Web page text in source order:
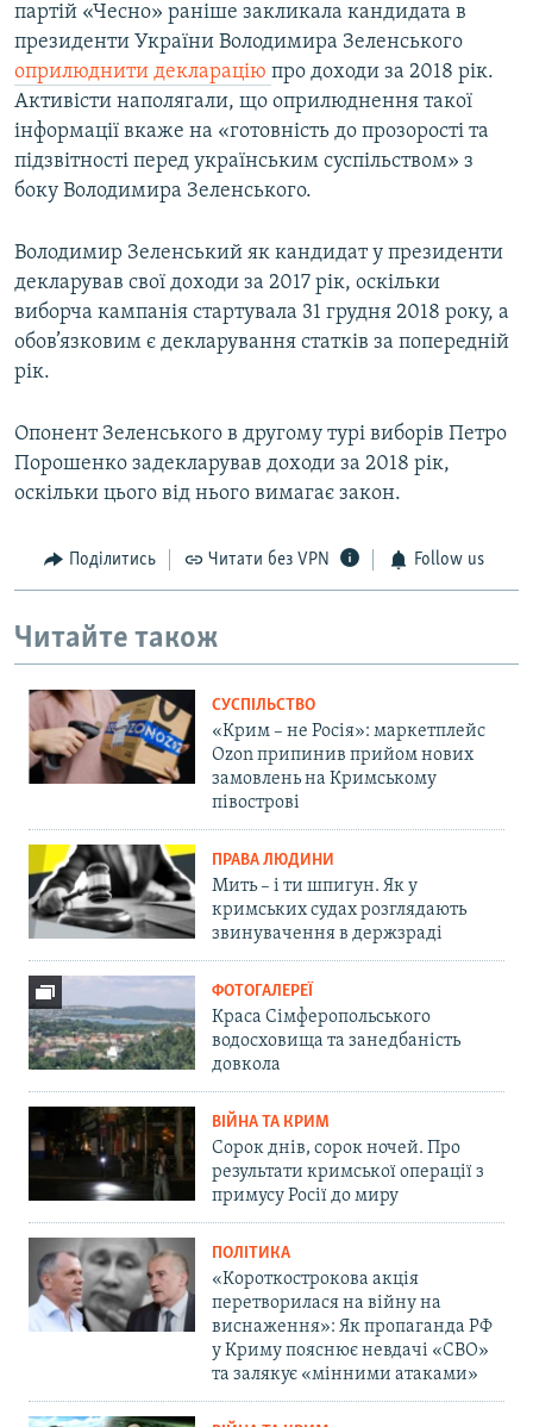
партій «Чесно» раніше закликала кандидата в
президенти України Володимира Зеленського
оприлюднити декларацію про доходи за 2018 рік.
Активісти наполягали, що оприлюднення такої
інформації вкаже на «готовність до прозорості та
підзвітності перед українським суспільством» з
боку Володимира Зеленського.
Володимир Зеленський як кандидат у президенти
декларував свої доходи за 2017 рік, оскільки
виборча кампанія стартувала 31 грудня 2018 року, а
обов’язковим є декларування статків за попередній
рік.
Опонент Зеленського в другому турі виборів Петро
Порошенко задекларував доходи за 2018 рік,
оскільки цього від нього вимагає закон.
Поділитись Читати без VPN Follow us
Читайте також
СУСПІЛЬСТВО
«Крим – не Росія»: маркетплейс
Ozon припинив прийом нових
замовлень на Кримському
півострові
ПРАВА ЛЮДИНИ
Мить – і ти шпигун. Як у
кримських судах розглядають
звинувачення в держзраді
ФОТОГАЛЕРЕЇ
Краса Сімферопольського
водосховища та занедбаність
довкола
ВІЙНА ТА КРИМ
Сорок днів, сорок ночей. Про
результати кримської операції з
примусу Росії до миру
ПОЛІТИКА
«Короткострокова акція
перетворилася на війну на
виснаження»: Як пропаганда РФ
у Криму пояснює невдачі «СВО»
та залякує «мінними атаками»